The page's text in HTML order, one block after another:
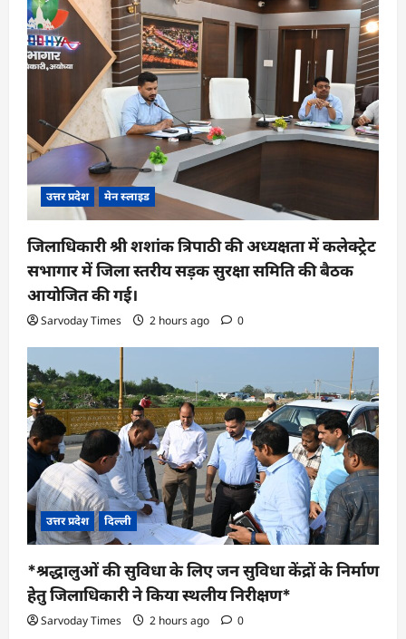
उत्तर प्रदेश मेन स्लाइड
जिलाधिकारी श्री शशांक त्रिपाठी की अध्यक्षता में कलेक्ट्रेट
सभागार में जिला स्तरीय सड़क सुरक्षा समिति की बैठक
आयोजित की गई।
Sarvoday Times 2 hours ago 0
उत्तर प्रदेश दिल्ली
*श्रद्धालुओं की सुविधा के लिए जन सुविधा केंद्रों के निर्माण
हेतु जिलाधिकारी ने किया स्थलीय निरीक्षण*
Sarvoday Times 2 hours ago 0